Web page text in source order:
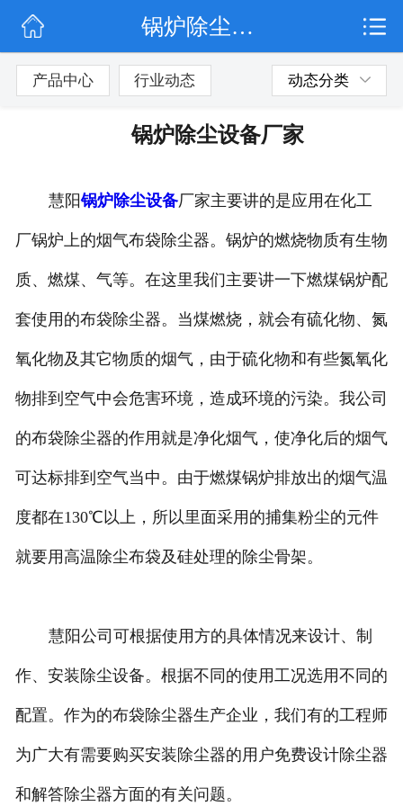
公司简介
联系我们
锅炉除尘设备厂家
产品中心 行业动态 动态分类
锅炉除尘设备厂家
慧阳锅炉除尘设备厂家主要讲的是应用在化工
厂锅炉上的烟气布袋除尘器。锅炉的燃烧物质有生物
质、燃煤、气等。在这里我们主要讲一下燃煤锅炉配
套使用的布袋除尘器。当煤燃烧，就会有硫化物、氮
氧化物及其它物质的烟气，由于硫化物和有些氮氧化
物排到空气中会危害环境，造成环境的污染。我公司
的布袋除尘器的作用就是净化烟气，使净化后的烟气
可达标排到空气当中。由于燃煤锅炉排放出的烟气温
度都在130℃以上，所以里面采用的捕集粉尘的元件
就要用高温除尘布袋及硅处理的除尘骨架。
慧阳公司可根据使用方的具体情况来设计、制
作、安装除尘设备。根据不同的使用工况选用不同的
配置。作为的布袋除尘器生产企业，我们有的工程师
为广大有需要购买安装除尘器的用户免费设计除尘器
和解答除尘器方面的有关问题。